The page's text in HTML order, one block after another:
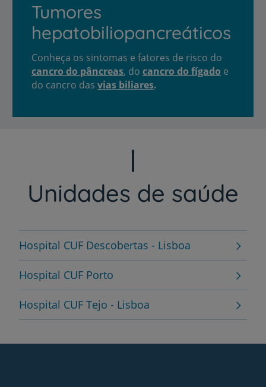
Tumores
hepatobiliopancreáticos
Conheça os sintomas e fatores de risco do
cancro do pâncreas, do cancro do fígado e
do cancro das vias biliares.
Unidades de saúde
Hospital CUF Descobertas - Lisboa
Hospital CUF Porto
Hospital CUF Tejo - Lisboa